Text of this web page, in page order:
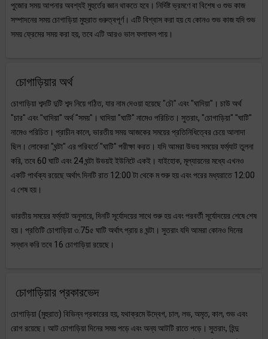
পুজোর সময় আপনার অবশ্যই মুহুর্তের জ্ঞান থাকতে হবে। নির্দিষ্ট ভ্রমণে বা বিশেষ ও শুভ কাজ
সম্পাদনের সময় চোগাড়িয়া মুহুরাত গুরুত্বপূর্ণ। এটি বিশ্বাস করা হয় যে কোনও শুভ কাজ যদি শুভ
সময় ফ্রেমের সময় করা হয়, তবে এটি আরও ভাল ফলাফল পায়।
চোগাড়িয়ার অর্থ
চোগাড়িয়া শব্দটি দুটি শব্দ নিয়ে গঠিত, যার নাম দেওয়া হয়েছে "চৌ" এবং "ঘাদিয়া"। চাউ অর্থ
"চার" এবং "ঘাদিয়া" অর্থ "সময়"। ঘাদিয়া "ঘাটি" নামেও পরিচিত। সুতরাং, "চোগাড়িয়া" "ঘাটি"
নামেও পরিচিত। প্রাচীন কালে, ভারতীয় সময় আজকের সময়ের প্রতিনিধিত্বের চেয়ে আলাদা
ছিল। লোকেরা "ঘন্টা" এর পরিবর্তে "ঘাটি" পরীক্ষা করত। যদি আমরা উভয় সময়ের ফর্ম্যাট তুলনা
করি, তবে 60 ঘাটি এবং 24 ঘন্টা উভয়ই ইউনিটে একই। যাইহোক, মূল্যায়নের মধ্যে এখনও
একটি পার্থক্য রয়েছে অর্থাৎ দিনটি রাত 12:00 টা থেকে ম শুরু হয় এবং পরের মধ্যরাতে 12:00
এ শেষ হয়।
ভারতীয় সময়ের ফর্ম্যাট অনুসারে, দিনটি সূর্যোদয়ের সাথে শুরু হয় এবং পরবর্তী সূর্যোদয়ের শেষে শেষ
হয়। প্রতিটি চোগাড়িয়া ৩.75৫ ঘাটি অর্থাৎ প্রায় ৪ ঘন্টা। সুতরাং যদি আমরা কোনও দিনের
সন্ধান করি তবে 16 চোগাড়িয়া রয়েছে।
চোগাড়িয়ার প্রকারভেদ
চোগাড়িয়া (মুহুরাত) বিভিন্ন প্রকারের হয়, যথাক্রমে উদ্বেগ, চাল, লভ, অমৃত, কাল, শুভ এবং
রোগ রয়েছে। আট চোগাড়িয়া দিনের সময় পড়ে এবং অন্য আটটি রাতে পড়ে। সুতরাং, হিন্দু